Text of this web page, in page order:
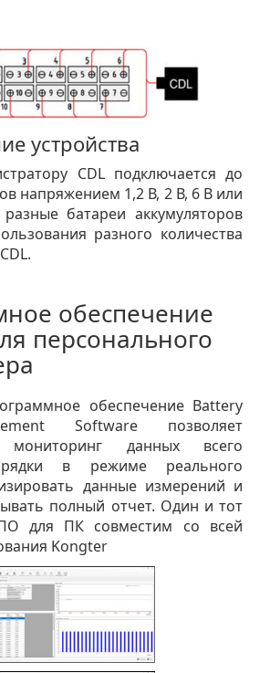
устройства
CDL подключается до
напряжением 1,2 В, 2 В, 6 В или
батареи аккумуляторов
разного количества
обеспечение
персонального
обеспечение Battery
Software позволяет
мониторинг данных всего
в режиме реального
данные измерений и
полный отчет. Один и тот
для ПК совместим со всей
Kongter